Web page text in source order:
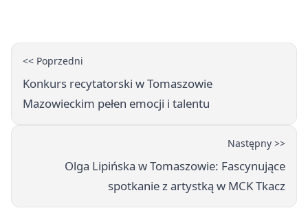
<< Poprzedni
Konkurs recytatorski w Tomaszowie
Mazowieckim pełen emocji i talentu
Następny >>
Olga Lipińska w Tomaszowie: Fascynujące
spotkanie z artystką w MCK Tkacz